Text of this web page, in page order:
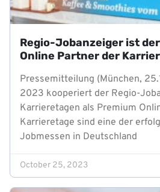
Regio-Jobanzeiger ist
Online Partner der
Pressemitteilung (München,
2023 kooperiert der Regio-
Karrieretagen als Premium
Karrieretage sind eine der
Jobmessen in Deutschland
October 25, 2023